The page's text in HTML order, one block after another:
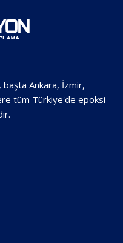
başta Ankara, İzmir,
tüm Türkiye'de epoksi